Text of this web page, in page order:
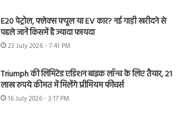
E20 पेट्रोल, फ्लेक्स फ्यूल या EV कार? नई गाड़ी खरीदने से
पहले जानें किसमें है ज्यादा फायदा
23 July 2026 - 7:41 PM
Triumph की लिमिटेड एडिशन बाइक लॉन्च के लिए तैयार, 21
लाख रुपये कीमत में मिलेंगे प्रीमियम फीचर्स
16 July 2026 - 3:17 PM